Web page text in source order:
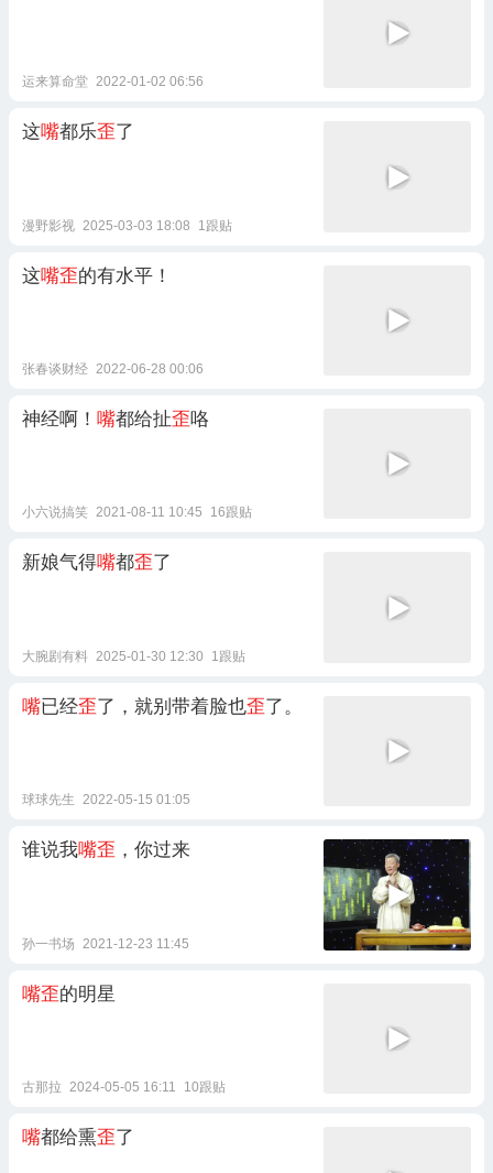
运来算命堂 2022-01-02 06:56
这嘴都乐歪了
漫野影视 2025-03-03 18:08 1跟贴
这嘴歪的有水平！
张春谈财经 2022-06-28 00:06
神经啊！ 嘴都给扯歪咯
小六说搞笑 2021-08-11 10:45 16跟贴
新娘气得嘴都歪了
大腕剧有料 2025-01-30 12:30 1跟贴
嘴已经歪了，就别带着脸也歪了。
球球先生 2022-05-15 01:05
谁说我嘴歪 ，你过来
孙一书场 2021-12-23 11:45
嘴歪的明星
古那拉 2024-05-05 16:11 10跟贴
嘴都给熏歪了